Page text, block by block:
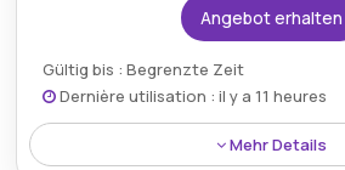
Streetbooster.de bietet
Angebot erhalten
Gültig bis : Begrenzte Zeit
Dernière utilisation : il y a 11 heures
Mehr Details